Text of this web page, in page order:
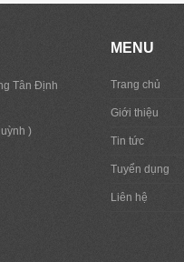
Tân Định
)
MENU
Trang chủ
Giới thiệu
Tin tức
Tuyển dụng
Liên hệ